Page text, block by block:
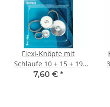
Flexi-Knöpfe mit
Schlaufe 10 + 15 + 19
mm 311540
7,60 € *